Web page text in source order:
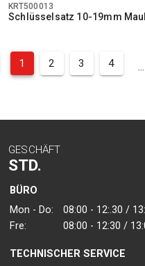
KRT500013
Schlüsselsatz 10-19mm
1 2 3 4 ...
GESCHÄFT
STD.
BÜRO
Mon - Do:
08:00 - 12:.30 /
Fre:
08:00 - 12:30 /
TECHNISCHER SERVICE